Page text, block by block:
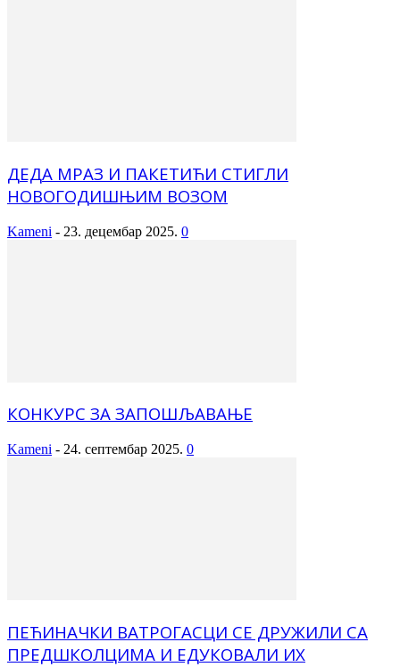
ДЕДА МРАЗ И ПАКЕТИЋИ СТИГЛИ
НОВОГОДИШЊИМ ВОЗОМ
Kameni - 23. децембар 2025. 0
КОНКУРС ЗА ЗАПОШЉАВАЊЕ
Kameni - 24. септембар 2025. 0
ПЕЋИНАЧКИ ВАТРОГАСЦИ СЕ ДРУЖИЛИ СА
ПРЕДШКОЛЦИМА И ЕДУКОВАЛИ ИХ